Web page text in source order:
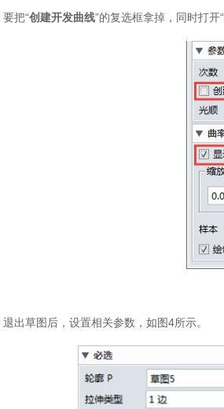
把“创建开发曲线”的复选框拿掉，同时打开“
出草图后，设置相关参数，如图4所示。